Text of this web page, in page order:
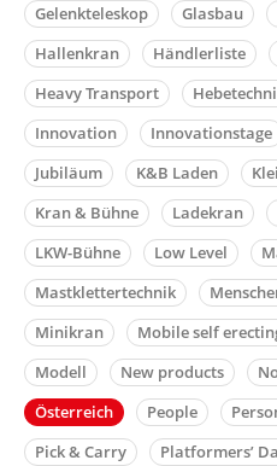
Gelenkteleskop
Glasbau
Hallenkran
Händlerliste
Heavy Transport
Innovation
Innovationstage
Jubiläum
K&B Laden
Kran & Bühne
Ladekran
LKW-Bühne
Low Level
Mastklettertechnik
Minikran
Mobile self
Modell
New products
Österreich
People
Pick & Carry
Platformers’